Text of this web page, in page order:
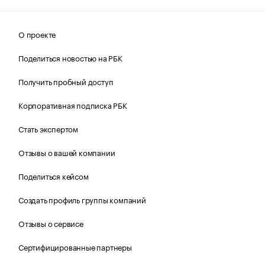
О проекте
Поделиться новостью на РБК
Получить пробный доступ
Корпоративная подписка РБК
Стать экспертом
Отзывы о вашей компании
Поделиться кейсом
Создать профиль группы компаний
Отзывы о сервисе
Сертифицированные партнеры